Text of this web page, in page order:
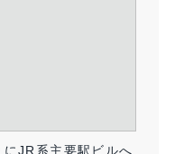
JR系主要駅ビルへ